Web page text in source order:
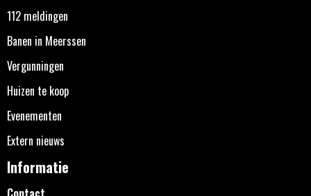
112 meldingen
Banen in Meerssen
Vergunningen
Huizen te koop
Evenementen
Extern nieuws
Informatie